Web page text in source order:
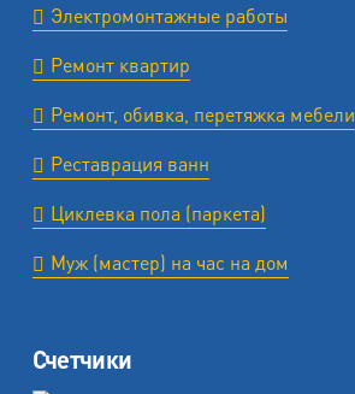
Электромонтажные работы
Ремонт квартир
Ремонт, обивка, перетяжка мебели
Реставрация ванн
Циклевка пола (паркета)
Муж (мастер) на час на дом
Счетчики